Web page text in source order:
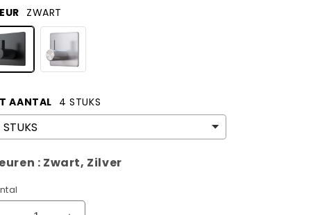
ZWART
AANTAL 4 STUKS
: Zwart, Zilver